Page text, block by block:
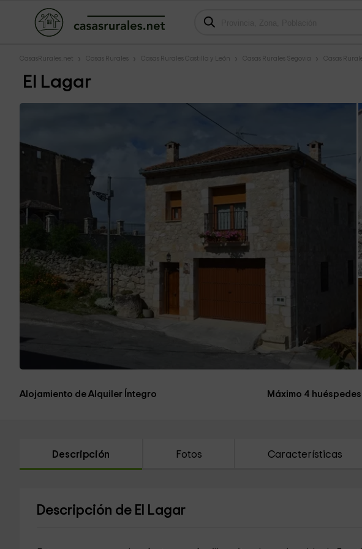
CasasRurales.net Casas Rurales Casas Rurales Castilla y León Casas Rurales Segovia Casas
El Lagar
Alojamiento de Alquiler Íntegro Máximo 4 huéspedes
Descripción Fotos Características
Descripción de El Lagar